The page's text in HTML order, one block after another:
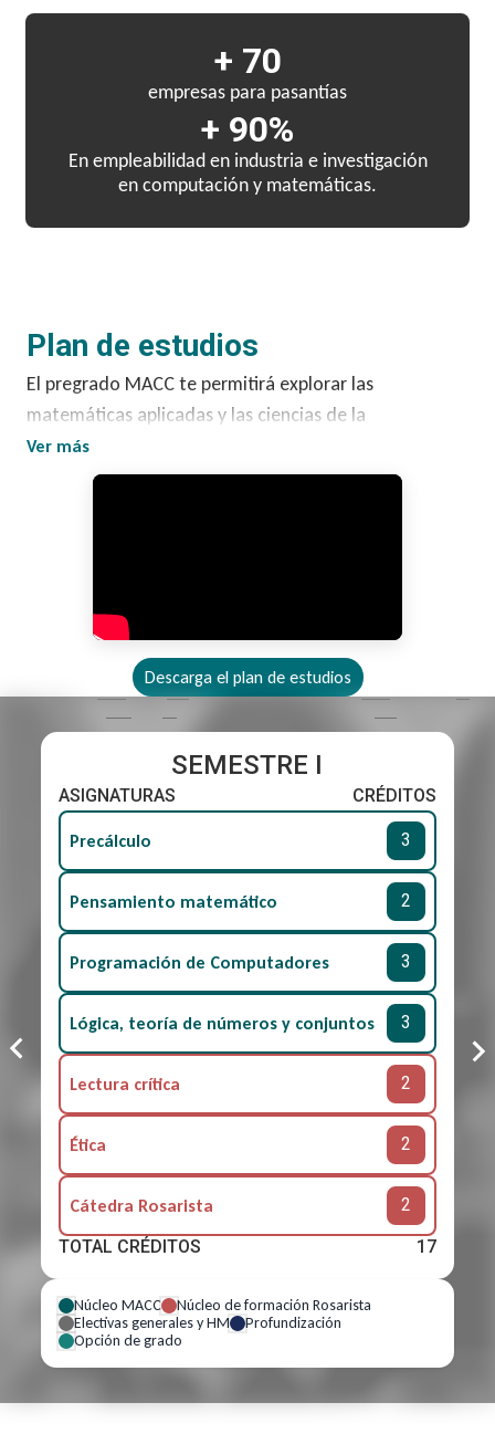
+ 70
empresas para pasantías
+ 90%
En empleabilidad en industria e investigación
en computación y matemáticas.
Plan de estudios
El pregrado MACC te permitirá explorar las
matemáticas aplicadas y las ciencias de la
computación desde una visión integral y flexible. A
través de asignaturas fundamentales y electivas en
Ver más
Descarga el plan de estudios
SEMESTRE I
ASIGNATURAS CRÉDITOS
Precálculo 3
Pensamiento matemático 2
Programación de Computadores 3
Lógica, teoría de números y conjuntos 3
Lectura crítica 2
Ética 2
Cátedra Rosarista
2
TOTAL CRÉDITOS
17
Núcleo MACC
Núcleo de formación Rosarista
Electivas generales y HM
Profundización
Opción de grado